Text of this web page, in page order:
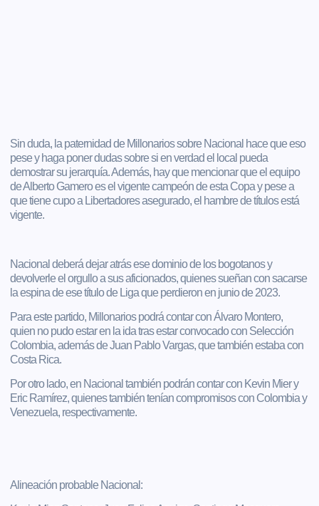
Sin duda, la paternidad de Millonarios sobre Nacional hace que eso
pese y haga poner dudas sobre si en verdad el local pueda
demostrar su jerarquía. Además, hay que mencionar que el equipo
de Alberto Gamero es el vigente campeón de esta Copa y pese a
que tiene cupo a Libertadores asegurado, el hambre de títulos está
vigente.
Nacional deberá dejar atrás ese dominio de los bogotanos y
devolverle el orgullo a sus aficionados, quienes sueñan con sacarse
la espina de ese título de Liga que perdieron en junio de 2023.
Para este partido, Millonarios podrá contar con Álvaro Montero,
quien no pudo estar en la ida tras estar convocado con Selección
Colombia, además de Juan Pablo Vargas, que también estaba con
Costa Rica.
Por otro lado, en Nacional también podrán contar con Kevin Mier y
Eric Ramírez, quienes también tenían compromisos con Colombia y
Venezuela, respectivamente.
Alineación probable Nacional: